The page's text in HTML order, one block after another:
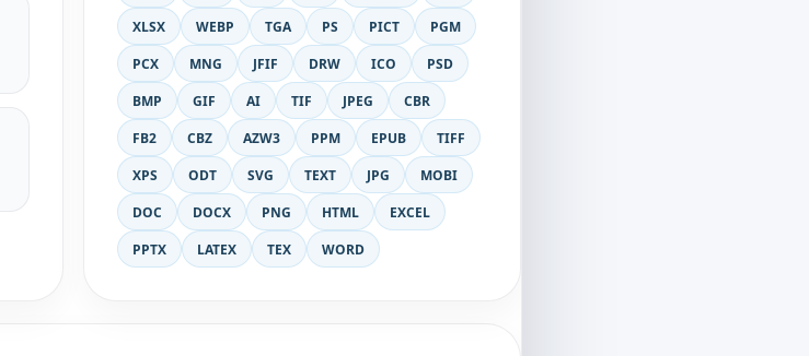
XLSX
WEBP TGA PS PICT
PGM
PCX
MNG JFIF DRW ICO
PSD
BMP
GIF AI TIF JPEG
CBR
FB2
CBZ AZW3 PPM EPUB
TIFF
XPS
ODT SVG TEXT JPG
MOBI
DOC
DOCX PNG HTML
EXCEL
PPTX
LATEX TEX WORD